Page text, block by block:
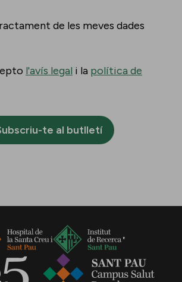
de les meves dades
l'avís legal i la política de
te al butlletí